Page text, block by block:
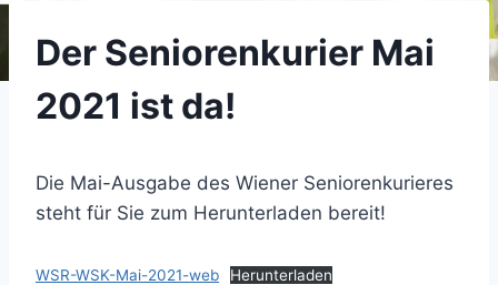
Der Seniorenkurier Mai
2021 ist da!
Die Mai-Ausgabe des Wiener Seniorenkurieres
steht für Sie zum Herunterladen bereit!
WSR-WSK-Mai-2021-web Herunterladen